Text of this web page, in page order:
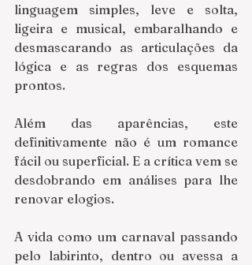
linguagem simples, leve e solta,
ligeira e musical, embaralhando e
desmascarando as articulações da
lógica e as regras dos esquemas
prontos.
Além das aparências, este
definitivamente não é um romance
fácil ou superficial. E a crítica vem se
desdobrando em análises para lhe
renovar elogios.
A vida como um carnaval passando
pelo labirinto, dentro ou avessa a